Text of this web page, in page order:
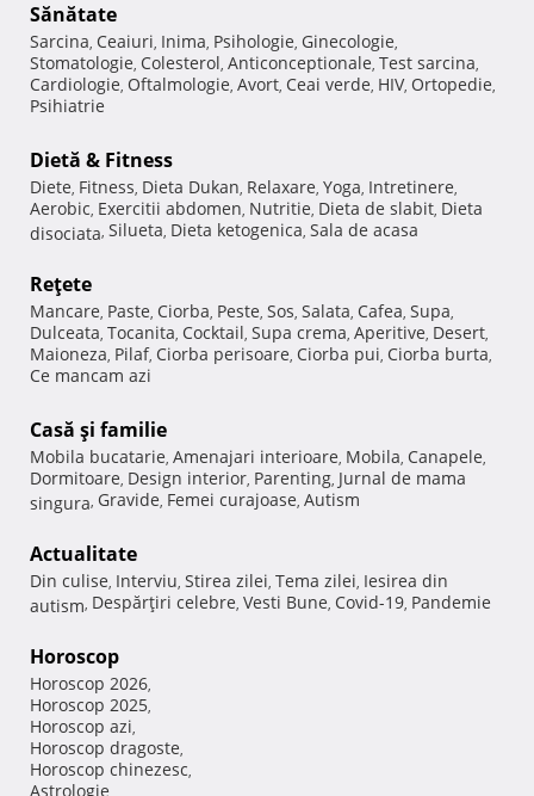
Sănătate
Sarcina, Ceaiuri, Inima, Psihologie, Ginecologie,
Stomatologie, Colesterol, Anticonceptionale, Test sarcina,
Cardiologie, Oftalmologie, Avort, Ceai verde, HIV, Ortopedie,
Psihiatrie
Dietă & Fitness
Diete, Fitness, Dieta Dukan, Relaxare, Yoga, Intretinere,
Aerobic, Exercitii abdomen, Nutritie, Dieta de slabit, Dieta
disociata, Silueta, Dieta ketogenica, Sala de acasa
Reţete
Mancare, Paste, Ciorba, Peste, Sos, Salata, Cafea, Supa,
Dulceata, Tocanita, Cocktail, Supa crema, Aperitive, Desert,
Maioneza, Pilaf, Ciorba perisoare, Ciorba pui, Ciorba burta,
Ce mancam azi
Casă şi familie
Mobila bucatarie, Amenajari interioare, Mobila, Canapele,
Dormitoare, Design interior, Parenting, Jurnal de mama
singura, Gravide, Femei curajoase, Autism
Actualitate
Din culise, Interviu, Stirea zilei, Tema zilei, Iesirea din
autism, Despărţiri celebre, Vesti Bune, Covid-19, Pandemie
Horoscop
Horoscop 2026,
Horoscop 2025,
Horoscop azi,
Horoscop dragoste,
Horoscop chinezesc,
Astrologie